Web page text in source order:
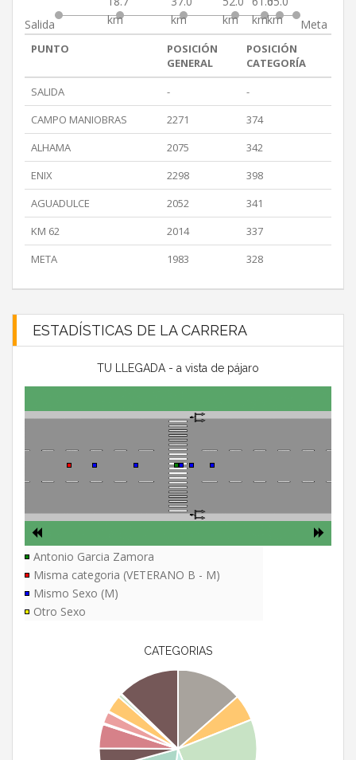
Salida
km
km
km
kmkm
Meta
PUNTO
POSICIÓN
GENERAL
POSICIÓN
CATEGORÍA
SALIDA
-
-
CAMPO MANIOBRAS
2271
374
ALHAMA
2075
342
ENIX
2298
398
AGUADULCE
2052
341
KM 62
2014
337
META
1983 328
ESTADÍSTICAS DE LA CARRERA
TU LLEGADA - a vista de pájaro
Antonio Garcia Zamora
Misma categoria (VETERANO B - M)
Mismo Sexo (M)
Otro Sexo
CATEGORIAS